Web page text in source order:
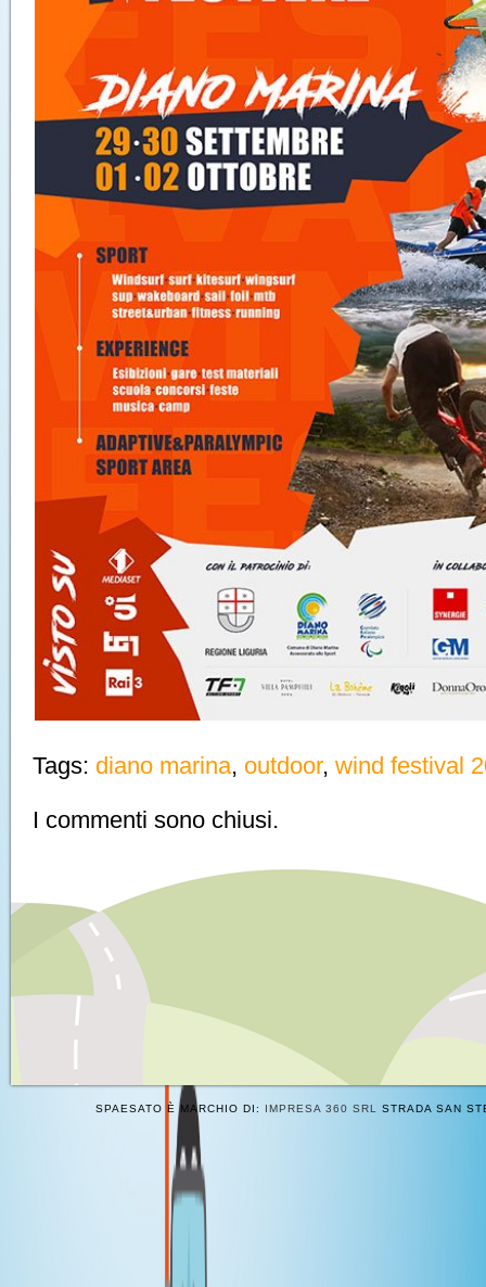
Tags: diano marina, outdoor, wind festival
I commenti sono chiusi.
SPAESATO È MARCHIO DI: IMPRESA 360 SRL STRADA SAN